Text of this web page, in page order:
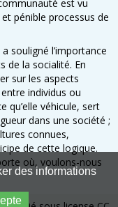
est vu
pénible processus de
souligné l’importance
de la socialité. En
sur les aspects
individus ou
qu’elle véhicule, sert
dans une société ;
connues,
de cette logique.
où, voulons-nous
des informations